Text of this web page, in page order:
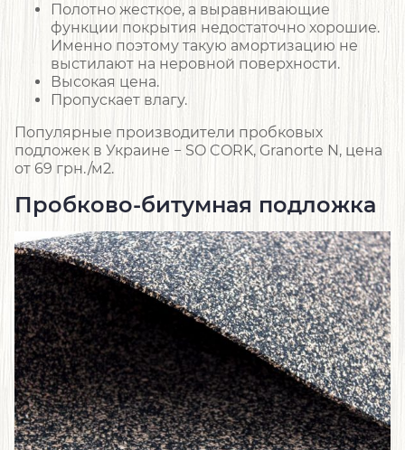
Полотно жесткое, а выравнивающие
функции покрытия недостаточно хорошие.
Именно поэтому такую амортизацию не
выстилают на неровной поверхности.
Высокая цена.
Пропускает влагу.
Популярные производители пробковых
подложек в Украине − SO CORK, Granorte N, цена
от 69 грн./м2.
Пробково-битумная подложка